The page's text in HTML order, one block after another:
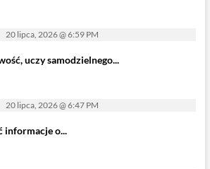
20 lipca, 2026 @ 6:59 PM
uczy samodzielnego...
20 lipca, 2026 @ 6:47 PM
informacje o...